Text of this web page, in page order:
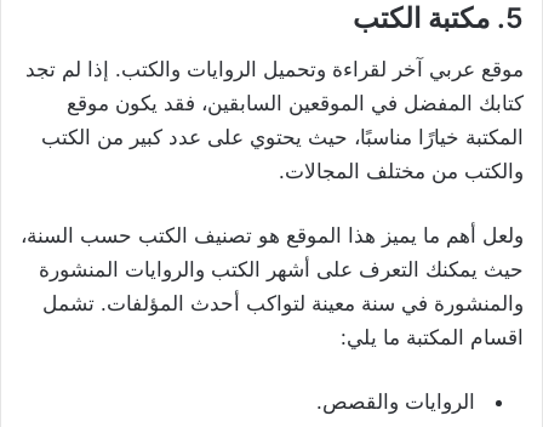
5. مكتبة الكتب
موقع عربي آخر لقراءة وتحميل الروايات والكتب. إذا لم تجد
كتابك المفضل في الموقعين السابقين، فقد يكون موقع
المكتبة خيارًا مناسبًا، حيث يحتوي على عدد كبير من الكتب
والكتب من مختلف المجالات.
ولعل أهم ما يميز هذا الموقع هو تصنيف الكتب حسب السنة،
حيث يمكنك التعرف على أشهر الكتب والروايات المنشورة
والمنشورة في سنة معينة لتواكب أحدث المؤلفات. تشمل
اقسام المكتبة ما يلي:
الروايات والقصص.